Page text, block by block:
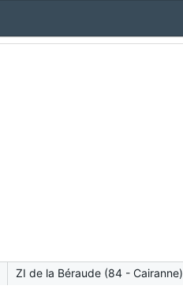
ZI de la Béraude (84 - Cairanne)